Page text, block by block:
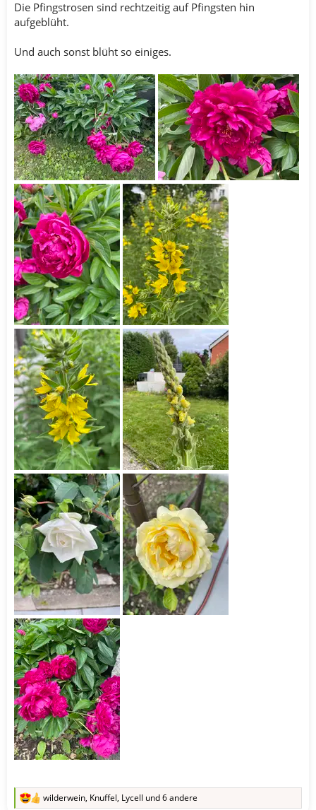
Die Pfingstrosen sind rechtzeitig auf Pfingsten hin
aufgeblüht.
Und auch sonst blüht so einiges.
R
wilderwein, Knuffel, Lycell und 6 andere